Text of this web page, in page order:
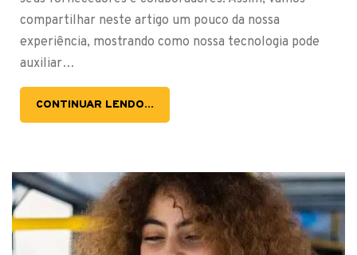
compartilhar neste artigo um pouco da nossa
experiência, mostrando como nossa tecnologia pode
auxiliar…
CONTINUAR LENDO...